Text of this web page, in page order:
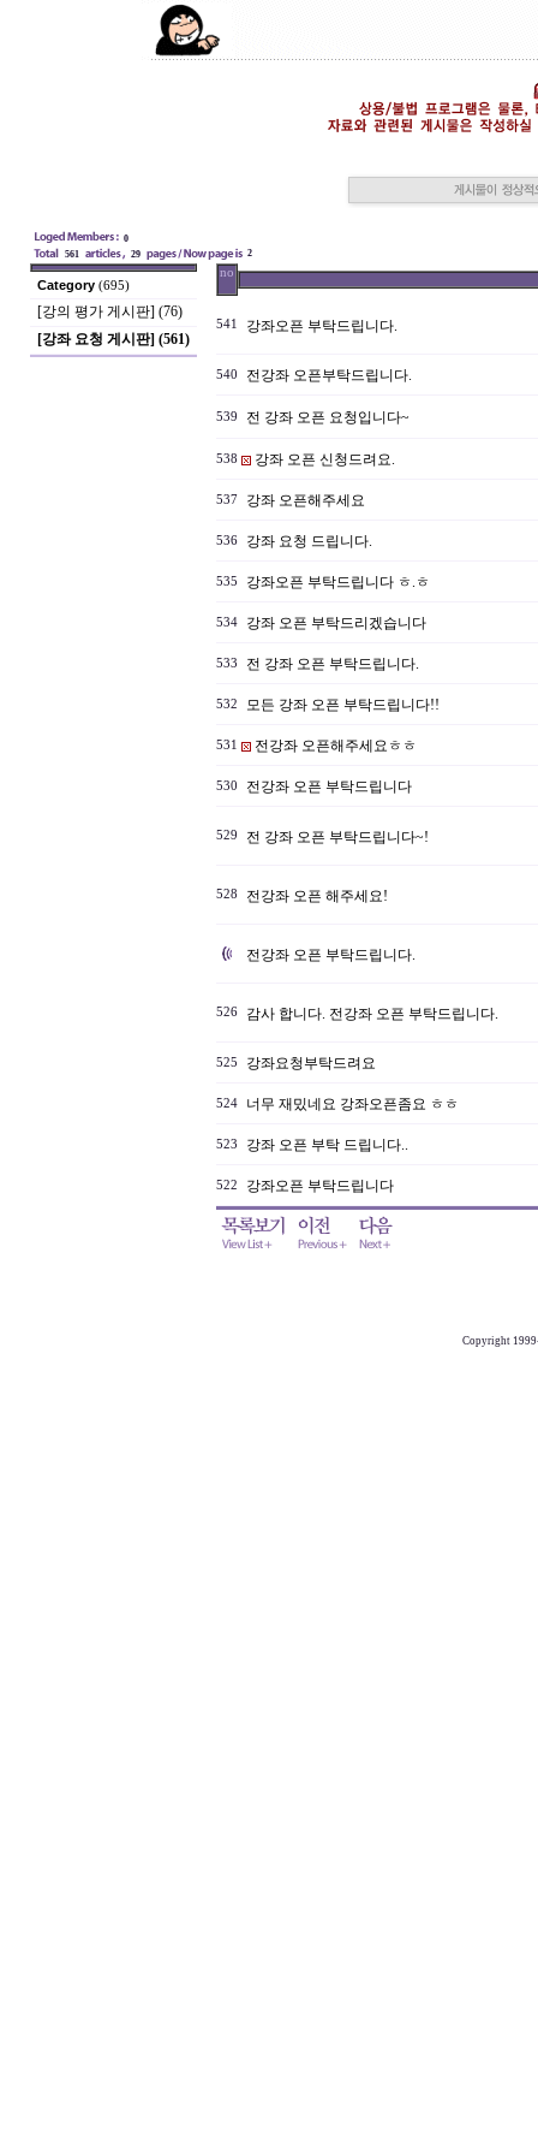
0
561
29 2
Category (695)
[강의 평가 게시판] (76)
[강좌 요청 게시판] (561)
no
541 강좌오픈 부탁드립니다.
540 전강좌 오픈부탁드립니다.
539 전 강좌 오픈 요청입니다~
538 강좌 오픈 신청드려요.
537 강좌 오픈해주세요
536 강좌 요청 드립니다.
535 강좌오픈 부탁드립니다 ㅎ.ㅎ
534 강좌 오픈 부탁드리겠습니다
533 전 강좌 오픈 부탁드립니다.
532 모든 강좌 오픈 부탁드립니다!!
531 전강좌 오픈해주세요ㅎㅎ
530 전강좌 오픈 부탁드립니다
529 전 강좌 오픈 부탁드립니다~!
528 전강좌 오픈 해주세요!
전강좌 오픈 부탁드립니다.
526 감사 합니다. 전강좌 오픈 부탁드립니다.
525 강좌요청부탁드려요
524 너무 재밌네요 강좌오픈좀요 ㅎㅎ
523 강좌 오픈 부탁 드립니다..
522 강좌오픈 부탁드립니다
Copyright